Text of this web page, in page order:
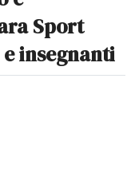
Sport
insegnanti